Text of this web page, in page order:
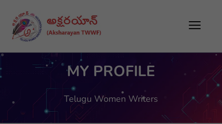
MY PROFILE
Telugu Women Writers